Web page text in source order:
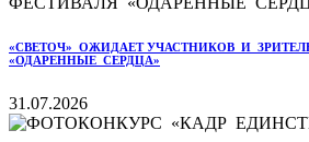
«СВЕТОЧ» ОЖИДАЕТ УЧАСТНИКОВ И
«ОДАРЕННЫЕ СЕРДЦА»
31.07.2026